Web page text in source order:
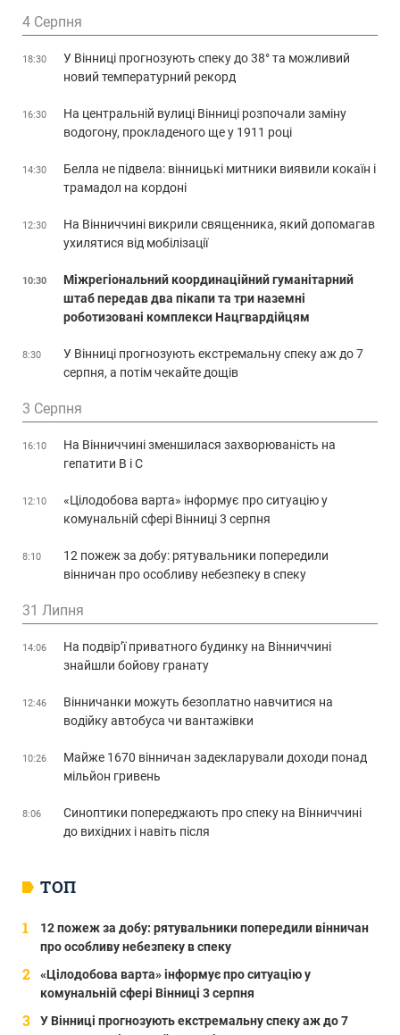
ТОП
12 пожеж за добу: рятувальники попередили вінничан
про особливу небезпеку в спеку
«Цілодобова варта» інформує про ситуацію у
комунальній сфері Вінниці 3 серпня
У Вінниці прогнозують екстремальну спеку аж до 7
4 Серпня
18:30
У Вінниці прогнозують спеку до 38° та можливий
новий температурний рекорд
16:30
На центральній вулиці Вінниці розпочали заміну
водогону, прокладеного ще у 1911 році
14:30
Белла не підвела: вінницькі митники виявили кокаїн і
трамадол на кордоні
12:30
На Вінниччині викрили священника, який допомагав
ухилятися від мобілізації
10:30
Міжрегіональний координаційний гуманітарний
штаб передав два пікапи та три наземні
роботизовані комплекси Нацгвардійцям
8:30
У Вінниці прогнозують екстремальну спеку аж до 7
серпня, а потім чекайте дощів
3 Серпня
16:10
На Вінниччині зменшилася захворюваність на
гепатити В і С
12:10
«Цілодобова варта» інформує про ситуацію у
комунальній сфері Вінниці 3 серпня
8:10
12 пожеж за добу: рятувальники попередили
вінничан про особливу небезпеку в спеку
31 Липня
14:06
На подвір’ї приватного будинку на Вінниччині
знайшли бойову гранату
12:46
Вінничанки можуть безоплатно навчитися на
водійку автобуса чи вантажівки
10:26
Майже 1670 вінничан задекларували доходи понад
мільйон гривень
8:06
Синоптики попереджають про спеку на Вінниччині
до вихідних і навіть після